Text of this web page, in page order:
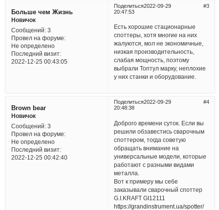
Поделиться 3
2022-09-29
20:47:53
Больше чем Жизнь
Новичок
Сообщений:3
Провел на форуме:
Не определено
Последний визит:
2022-12-25 00:43:05
Есть хорошие стационарные
споттеры, хотя многие на них
жалуются, мол не экономичные,
низкая производительность,
слабая мощность, поэтому
выбрали Топтул марку, неплохие
у них станки и оборудование.
Поделиться 4
2022-09-29
20:48:38
Brown bear
Новичок
Сообщений:3
Провел на форуме:
Не определено
Последний визит:
2022-12-25 00:42:40
Доброго времени суток. Если вы
решили обзавестись сварочным
споттером, тогда советую
обращать внимание на
универсальные модели, которые
работают с разными видами
металла.
Вот к примеру мы себе
заказывали сварочный споттер
G.I.KRAFT GI12111
https://grandinstrument.ua/spotter/